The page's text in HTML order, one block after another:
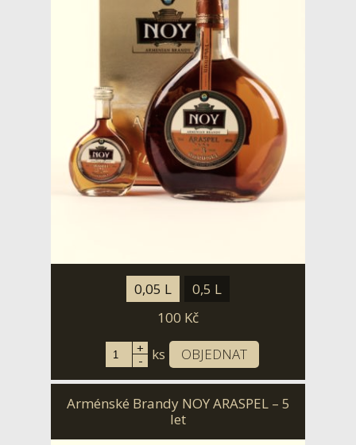
0,05 L
0,5 L
100 Kč
+
- ks OBJEDNAT
Arménské Brandy NOY ARASPEL – 5
let